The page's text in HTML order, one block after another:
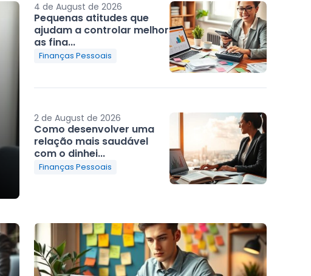
4 de August de 2026
Pequenas atitudes que
ajudam a controlar melhor
as fina...
Finanças Pessoais
2 de August de 2026
Como desenvolver uma
relação mais saudável
com o dinhei...
Finanças Pessoais